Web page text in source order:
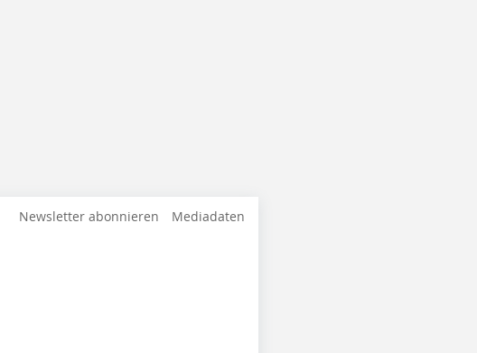
Newsletter abonnieren Mediadaten